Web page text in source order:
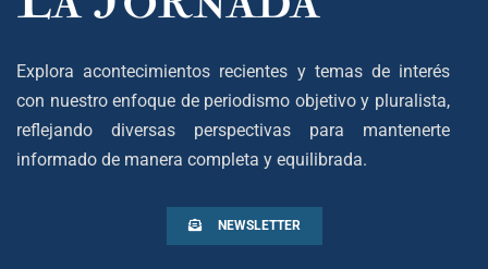
Explora acontecimientos recientes y temas de interés
con nuestro enfoque de periodismo objetivo y pluralista,
reflejando diversas perspectivas para mantenerte
informado de manera completa y equilibrada.
NEWSLETTER